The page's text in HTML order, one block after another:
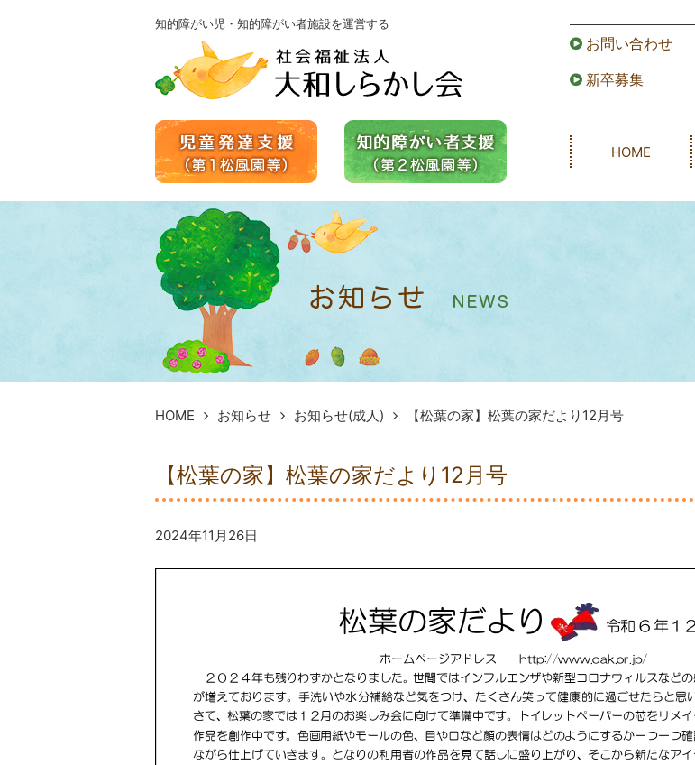
知的障がい児・知的障がい者施設を運営する
お問い合わせ
新卒募集
HOME
HOME お知らせ お知らせ(成人) 【松葉の家】松葉の家だより12月号
【松葉の家】松葉の家だより12月号
2024年11月26日